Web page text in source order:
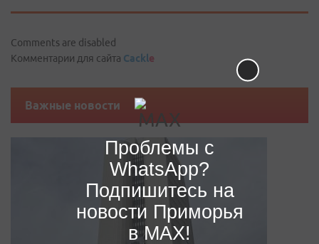
Comments are disabled
Комментарии для сайта Cackle
Важные новости
Проблемы с
WhatsApp?
Подпишитесь на
новости Приморья
в MAX!